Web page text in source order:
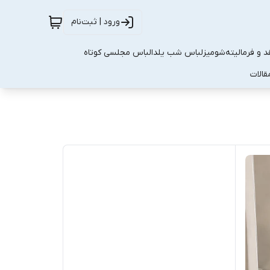
ورود | ثبت‌نام
و فرمالیتهشومیزلباس شب یلدالباس مجلسی کوتاه